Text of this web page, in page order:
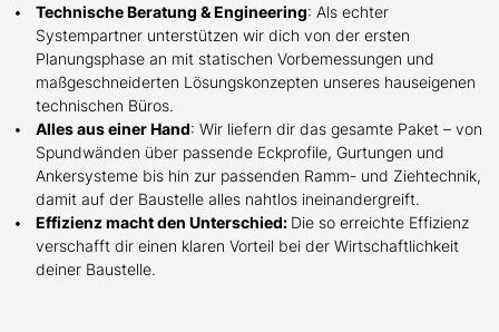
Technische Beratung & Engineering: Als echter
Systempartner unterstützen wir dich von der ersten
Planungsphase an mit statischen Vorbemessungen und
maßgeschneiderten Lösungskonzepten unseres hauseigenen
technischen Büros.
Alles aus einer Hand: Wir liefern dir das gesamte Paket – von
Spundwänden über passende Eckprofile, Gurtungen und
Ankersysteme bis hin zur passenden Ramm- und Ziehtechnik,
damit auf der Baustelle alles nahtlos ineinandergreift.
Effizienz macht den Unterschied: Die so erreichte Effizienz
verschafft dir einen klaren Vorteil bei der Wirtschaftlichkeit
deiner Baustelle.